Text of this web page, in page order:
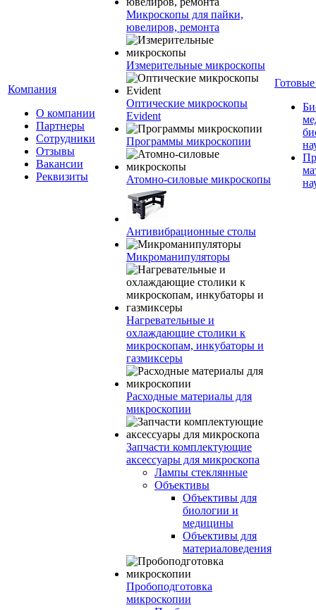
Компания
О компании
Партнеры
Сотрудники
Отзывы
Вакансии
Реквизиты
Микроскопы для пайки,
ювелиров, ремонта
Измерительные микроскопы
Оптические микроскопы
Evident
Программы микроскопии
Атомно-силовые микроскопы
Антивибрационные столы
Микроманипуляторы
Нагревательные и
охлаждающие столики к
микроскопам, инкубаторы и
газмиксеры
Расходные материалы для
микроскопии
Запчасти комплектующие
аксессуары для микроскопа
Лампы стеклянные
Объективы
Объективы для
биологии и
медицины
Объективы для
материаловедения
Пробоподготовка
микроскопии